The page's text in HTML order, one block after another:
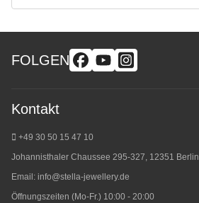
FOLGEN
Kontakt
+49 30 50 15 47 10
Johannisthaler Chaussee 295-327, 12351 Berlin
Email: info@stella-jewellery.de
Öffnungszeiten (Mo-Fr.) 10:00 - 20:00